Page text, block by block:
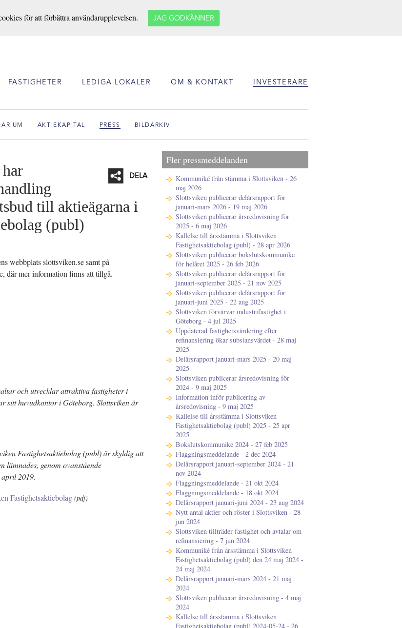
för att förbättra användarupplevelsen. JAG GODKÄNNER
FASTIGHETER LEDIGA LOKALER OM & KONTAKT INVESTERARE
AKTIEKAPITAL PRESS BILDARKIV
DELA
Twitter
till aktieägarna i
(publ)
webbplats slottsviken.se samt på
där mer information finns att tillgå.
och utvecklar attraktiva fastigheter i
sitt huvudkontor i Göteborg. Slottsviken är
Fastighetsaktiebolag (publ) är skyldig att
lämnades, genom ovanstående
2019.
Fastighetsaktiebolag (pdf)
Fler pressmeddelanden
Kommuniké från stämma i Slottsviken - 26
maj 2026
Slottsviken publicerar delårsrapport för
januari-mars 2026 - 19 maj 2026
Slottsviken publicerar årsredovisning för
2025 - 6 maj 2026
Kallelse till årsstämma i Slottsviken
Fastighetsaktiebolag (publ) - 28 apr 2026
Slottsviken publicerar bokslutskommunike
för helåret 2025 - 26 feb 2026
Slottsviken publicerar delårsrapport för
januari-september 2025 - 21 nov 2025
Slottsviken publicerar delårsrapport för
januari-juni 2025 - 22 aug 2025
Slottsviken förvärvar industrifastighet i
Göteborg - 4 jul 2025
Uppdaterad fastighetsvärdering efter
refinansiering ökar substansvärdet - 28 maj
2025
Delårsrapport januari-mars 2025 - 20 maj
2025
Slottsviken publicerar årsredovisning för
2024 - 9 maj 2025
Information inför publicering av
årsredovisning - 9 maj 2025
Kallelse till årsstämma i Slottsviken
Fastighetsaktiebolag (publ) 2025 - 25 apr
2025
Bokslutskommunike 2024 - 27 feb 2025
Flaggningsmeddelande - 2 dec 2024
Delårsrapport januari-september 2024 - 21
nov 2024
Flaggningsmeddelande - 21 okt 2024
Flaggningsmeddelande - 18 okt 2024
Delårsrapport januari-juni 2024 - 23 aug 2024
Nytt antal aktier och röster i Slottsviken - 28
jun 2024
Slottsviken tillträder fastighet och avtalar om
refinansiering - 7 jun 2024
Kommuniké från årsstämma i Slottsviken
Fastighetsaktiebolag (publ) den 24 maj 2024 -
24 maj 2024
Delårsrapport januari-mars 2024 - 21 maj
2024
Slottsviken publicerar årsredovisning - 4 maj
2024
Kallelse till årsstämma i Slottsviken
Fastighetsaktiebolag (publ) 2024-05-24 - 26